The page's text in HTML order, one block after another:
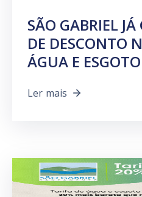
SÃO GABRIEL
DE DESCONTO
ÁGUA E
Ler mais